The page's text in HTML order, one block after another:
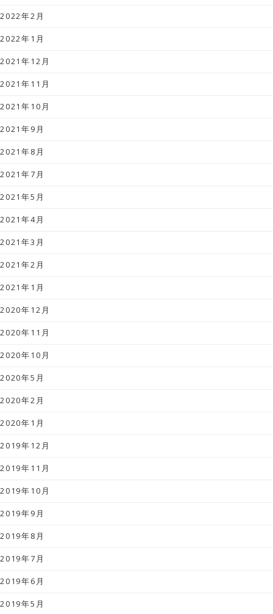
2022年2月
2022年1月
2021年12月
2021年11月
2021年10月
2021年9月
2021年8月
2021年7月
2021年5月
2021年4月
2021年3月
2021年2月
2021年1月
2020年12月
2020年11月
2020年10月
2020年5月
2020年2月
2020年1月
2019年12月
2019年11月
2019年10月
2019年9月
2019年8月
2019年7月
2019年6月
2019年5月